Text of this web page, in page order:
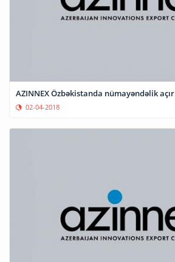
AZINNEX Özbəkistanda nümayəndəlik açır
02-04-2018